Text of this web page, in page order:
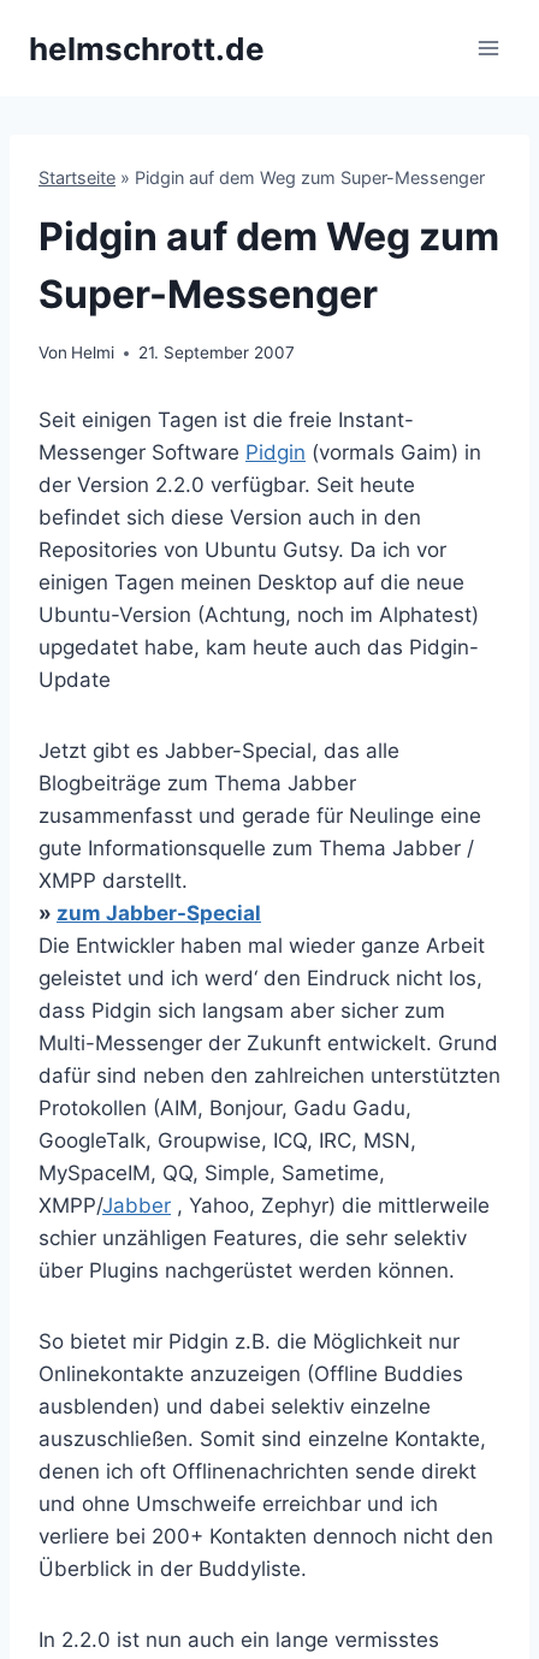
Inhalthelmschrott.de
Startseite » Pidgin auf dem Weg zum Super-Messenger
Pidgin auf dem Weg zum
Super-Messenger
Von Helmi 21. September 2007
Seit einigen Tagen ist die freie Instant-
Messenger Software Pidgin (vormals Gaim) in
der Version 2.2.0 verfügbar. Seit heute
befindet sich diese Version auch in den
Repositories von Ubuntu Gutsy. Da ich vor
einigen Tagen meinen Desktop auf die neue
Ubuntu-Version (Achtung, noch im Alphatest)
upgedatet habe, kam heute auch das Pidgin-
Update
Jetzt gibt es Jabber-Special, das alle
Blogbeiträge zum Thema Jabber
zusammenfasst und gerade für Neulinge eine
gute Informationsquelle zum Thema Jabber /
XMPP darstellt.
» zum Jabber-Special
Die Entwickler haben mal wieder ganze Arbeit
geleistet und ich werd‘ den Eindruck nicht los,
dass Pidgin sich langsam aber sicher zum
Multi-Messenger der Zukunft entwickelt. Grund
dafür sind neben den zahlreichen unterstützten
Protokollen (AIM, Bonjour, Gadu Gadu,
GoogleTalk, Groupwise, ICQ, IRC, MSN,
MySpaceIM, QQ, Simple, Sametime,
XMPP/Jabber , Yahoo, Zephyr) die mittlerweile
schier unzähligen Features, die sehr selektiv
über Plugins nachgerüstet werden können.
So bietet mir Pidgin z.B. die Möglichkeit nur
Onlinekontakte anzuzeigen (Offline Buddies
ausblenden) und dabei selektiv einzelne
auszuschließen. Somit sind einzelne Kontakte,
denen ich oft Offlinenachrichten sende direkt
und ohne Umschweife erreichbar und ich
verliere bei 200+ Kontakten dennoch nicht den
Überblick in der Buddyliste.
In 2.2.0 ist nun auch ein lange vermisstes